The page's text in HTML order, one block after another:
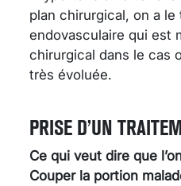
plan chirurgical, on a le
endovasculaire qui est
chirurgical dans le cas
très évoluée.
PRISE D’UN
Ce qui veut dire que
Couper la portion